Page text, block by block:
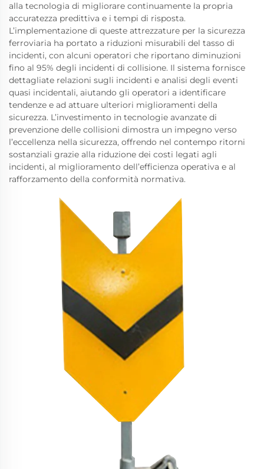
alla tecnologia di migliorare continuamente la propria
accuratezza predittiva e i tempi di risposta.
L’implementazione di queste attrezzature per la sicurezza
ferroviaria ha portato a riduzioni misurabili del tasso di
incidenti, con alcuni operatori che riportano diminuzioni
fino al 95% degli incidenti di collisione. Il sistema fornisce
dettagliate relazioni sugli incidenti e analisi degli eventi
quasi incidentali, aiutando gli operatori a identificare
tendenze e ad attuare ulteriori miglioramenti della
sicurezza. L’investimento in tecnologie avanzate di
prevenzione delle collisioni dimostra un impegno verso
l’eccellenza nella sicurezza, offrendo nel contempo ritorni
sostanziali grazie alla riduzione dei costi legati agli
incidenti, al miglioramento dell’efficienza operativa e al
rafforzamento della conformità normativa.